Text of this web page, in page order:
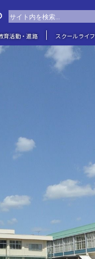
育活動・進路 スクールライフ